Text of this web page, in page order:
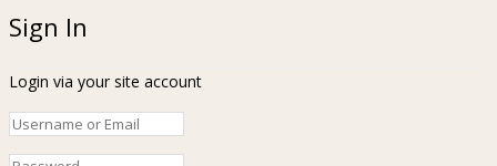
Sign In
Login via your site account